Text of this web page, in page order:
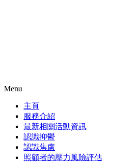
Menu
主頁
服務介紹
最新相關活動資訊
認識抑鬱
認識焦慮
照顧者的壓力風險評估